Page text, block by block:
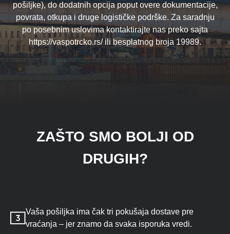
pošiljke), do dodatnih opcija poput overe dokumentacije,
povrata, otkupa i druge logističke podrške. Za saradnju
po posebnim uslovima kontaktirajte nas preko sajta
https://vaspotrcko.rs/ ili besplatnog broja 19989.
ZAŠTO SMO BOLJI OD
DRUGIH?
Vaša pošiljka ima čak tri pokušaja dostave pre
vraćanja – jer znamo da svaka isporuka vredi.